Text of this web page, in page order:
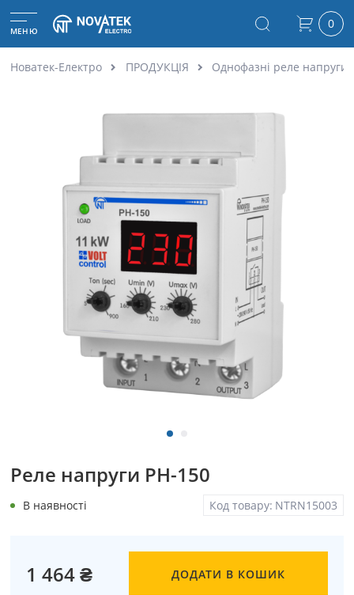
МЕНЮ 0
Новатек-Електро ПРОДУКЦІЯ Однофазні реле напруги
Реле напруги РН-150
Код товару: NTRN15003
В наявності
1 464 ₴ ДОДАТИ В КОШИК